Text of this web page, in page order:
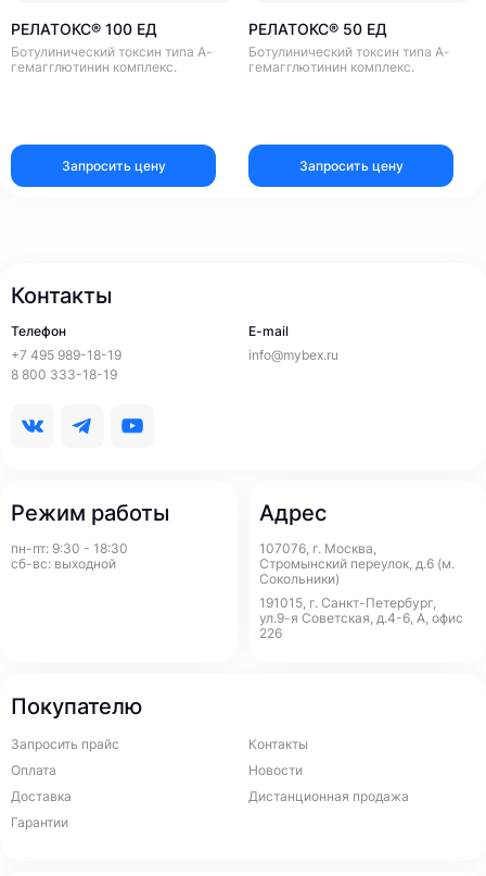
РЕЛАТОКС® 100 ЕД
Ботулинический токсин типа А-
гемагглютинин комплекс.
Запросить цену
РЕЛАТОКС® 50 ЕД
Ботулинический токсин типа А-
гемагглютинин комплекс.
Запросить цену
Контакты
Телефон
+7 495 989-18-19
8 800 333-18-19
E-mail
info@mybex.ru
Режим работы
пн-пт: 9:30 - 18:30
сб-вс: выходной
Адрес
107076, г. Москва,
Стромынский переулок, д.6 (м.
Сокольники)
191015, г. Санкт-Петербург,
ул.9-я Советская, д.4-6, А, офис
226
Покупателю
Запросить прайс
Оплата
Доставка
Гарантии
Контакты
Новости
Дистанционная продажа